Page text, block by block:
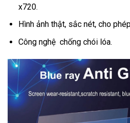
x720.
Hình ảnh thật, sắc nét, cho
Công nghệ chống chói lóa.